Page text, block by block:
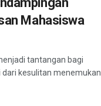
Mahasiswa
tantangan bagi
kesulitan menemukan